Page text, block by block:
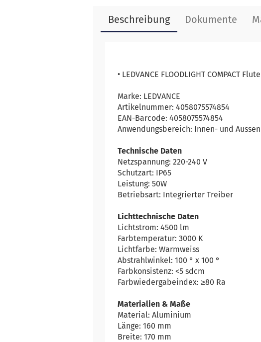
Beschreibung Dokumente
• LEDVANCE FLOODLIGHT COMPACT
Marke: LEDVANCE
Artikelnummer: 4058075574854
EAN-Barcode: 4058075574854
Anwendungsbereich: Innen- und
Technische Daten
Netzspannung: 220-240 V
Schutzart: IP65
Leistung: 50W
Betriebsart: Integrierter Treiber
Lichttechnische Daten
Lichtstrom: 4500 lm
Farbtemperatur: 3000 K
Lichtfarbe: Warmweiss
Abstrahlwinkel: 100 ° x 100 °
Farbkonsistenz: <5 sdcm
Farbwiedergabeindex: ≥80 Ra
Materialien & Maße
Material: Aluminium
Länge: 160 mm
Breite: 170 mm